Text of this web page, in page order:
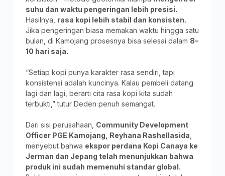
suhu dan waktu pengeringan lebih presisi.
Hasilnya, rasa kopi lebih stabil dan konsisten.
Jika pengeringan biasa memakan waktu hingga satu
bulan, di Kamojang prosesnya bisa selesai dalam 8–
10 hari saja.
“Setiap kopi punya karakter rasa sendiri, tapi
konsistensi adalah kuncinya. Kalau pembeli datang
lagi dan lagi, berarti cita rasa kopi kita sudah
terbukti,” tutur Deden penuh semangat.
Dari sisi perusahaan, Community Development
Officer PGE Kamojang, Reyhana Rashellasida
menyebut bahwa ekspor perdana Kopi Canaya ke
Jerman dan Jepang telah menunjukkan bahwa
produk ini sudah memenuhi standar global.